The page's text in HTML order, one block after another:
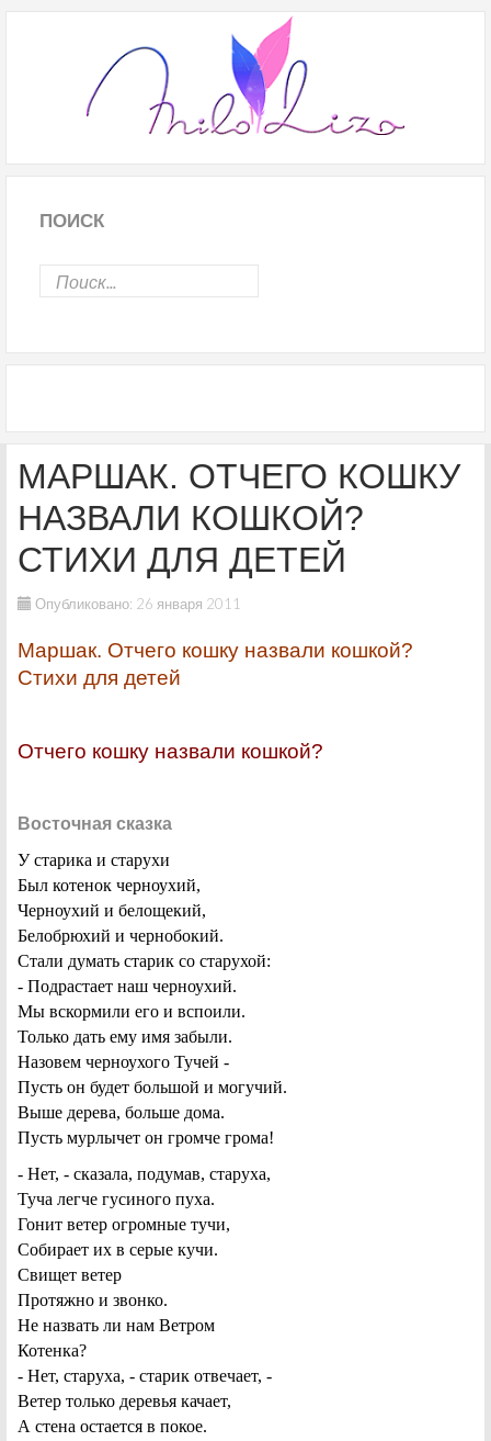
ПОИСК
МАРШАК. ОТЧЕГО КОШКУ
НАЗВАЛИ КОШКОЙ?
СТИХИ ДЛЯ ДЕТЕЙ
Опубликовано: 26 января 2011
Маршак. Отчего кошку назвали кошкой?
Стихи для детей
Отчего кошку назвали кошкой?
Восточная сказка
У старика и старухи
Был котенок черноухий,
Черноухий и белощекий,
Белобрюхий и чернобокий.
Стали думать старик со старухой:
- Подрастает наш черноухий.
Мы вскормили его и вспоили.
Только дать ему имя забыли.
Назовем черноухого Тучей -
Пусть он будет большой и могучий.
Выше дерева, больше дома.
Пусть мурлычет он громче грома!
- Нет, - сказала, подумав, старуха,
Туча легче гусиного пуха.
Гонит ветер огромные тучи,
Собирает их в серые кучи.
Свищет ветер
Протяжно и звонко.
Не назвать ли нам Ветром
Котенка?
- Нет, старуха, - старик отвечает, -
Ветер только деревья качает,
А стена остается в покое.